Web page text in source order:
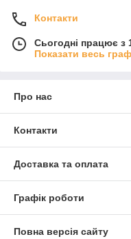
Контакти
Сьогодні працює з
Показати весь
Про нас
Контакти
Доставка та оплата
Графік роботи
Повна версія сайту